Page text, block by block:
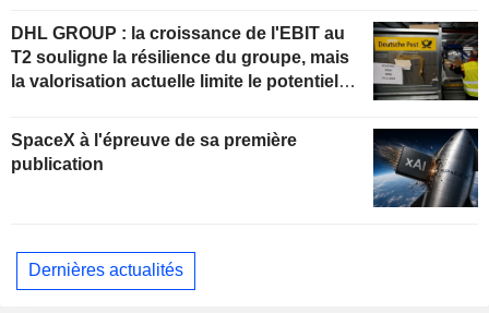
DHL GROUP : la croissance de l'EBIT au
T2 souligne la résilience du groupe, mais
la valorisation actuelle limite le potentiel
SpaceX à l'épreuve de sa première
publication
Dernières actualités